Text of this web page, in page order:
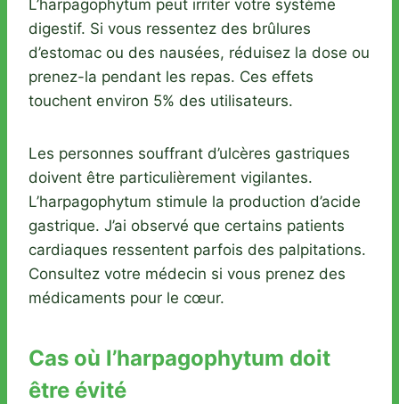
L’harpagophytum peut irriter votre système
digestif. Si vous ressentez des brûlures
d’estomac ou des nausées, réduisez la dose ou
prenez-la pendant les repas. Ces effets
touchent environ 5% des utilisateurs.
Les personnes souffrant d’ulcères gastriques
doivent être particulièrement vigilantes.
L’harpagophytum stimule la production d’acide
gastrique. J’ai observé que certains patients
cardiaques ressentent parfois des palpitations.
Consultez votre médecin si vous prenez des
médicaments pour le cœur.
Cas où l’harpagophytum doit
être évité